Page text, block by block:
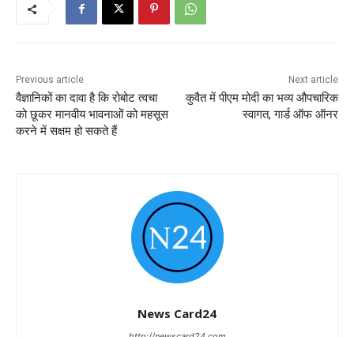
Previous article
वैज्ञानिकों का दावा है कि रोबोट त्वचा
को छूकर मानवीय भावनाओं को महसूस
करने में सक्षम हो सकते हैं
Next article
कुवैत में पीएम मोदी का भव्य औपचारिक
स्वागत, गार्ड ऑफ ऑनर
News Card24